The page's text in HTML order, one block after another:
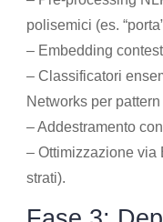
polisemici (es.
– Embedding
– Classificatori
Networks per
– Addestramento
– Ottimizzazione via
strati).